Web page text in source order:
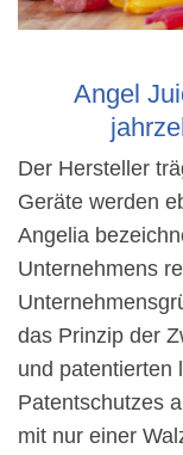
Angel
Der Hersteller
Geräte werden
Angelia
Unternehmens
das Prinzip der
und patentierten
Patentschutzes
mit nur einer